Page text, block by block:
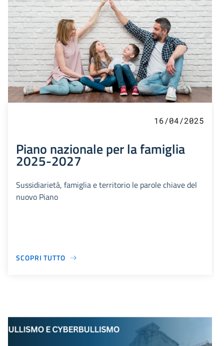
16/04/2025
Piano nazionale per la famiglia
2025-2027
Sussidiarietà, famiglia e territorio le parole chiave del
nuovo Piano
SCOPRI TUTTO